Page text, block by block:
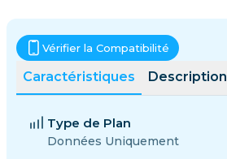
Caractéristiques Description
Vérifier la Compatibilité
Type de Plan
Données Uniquement